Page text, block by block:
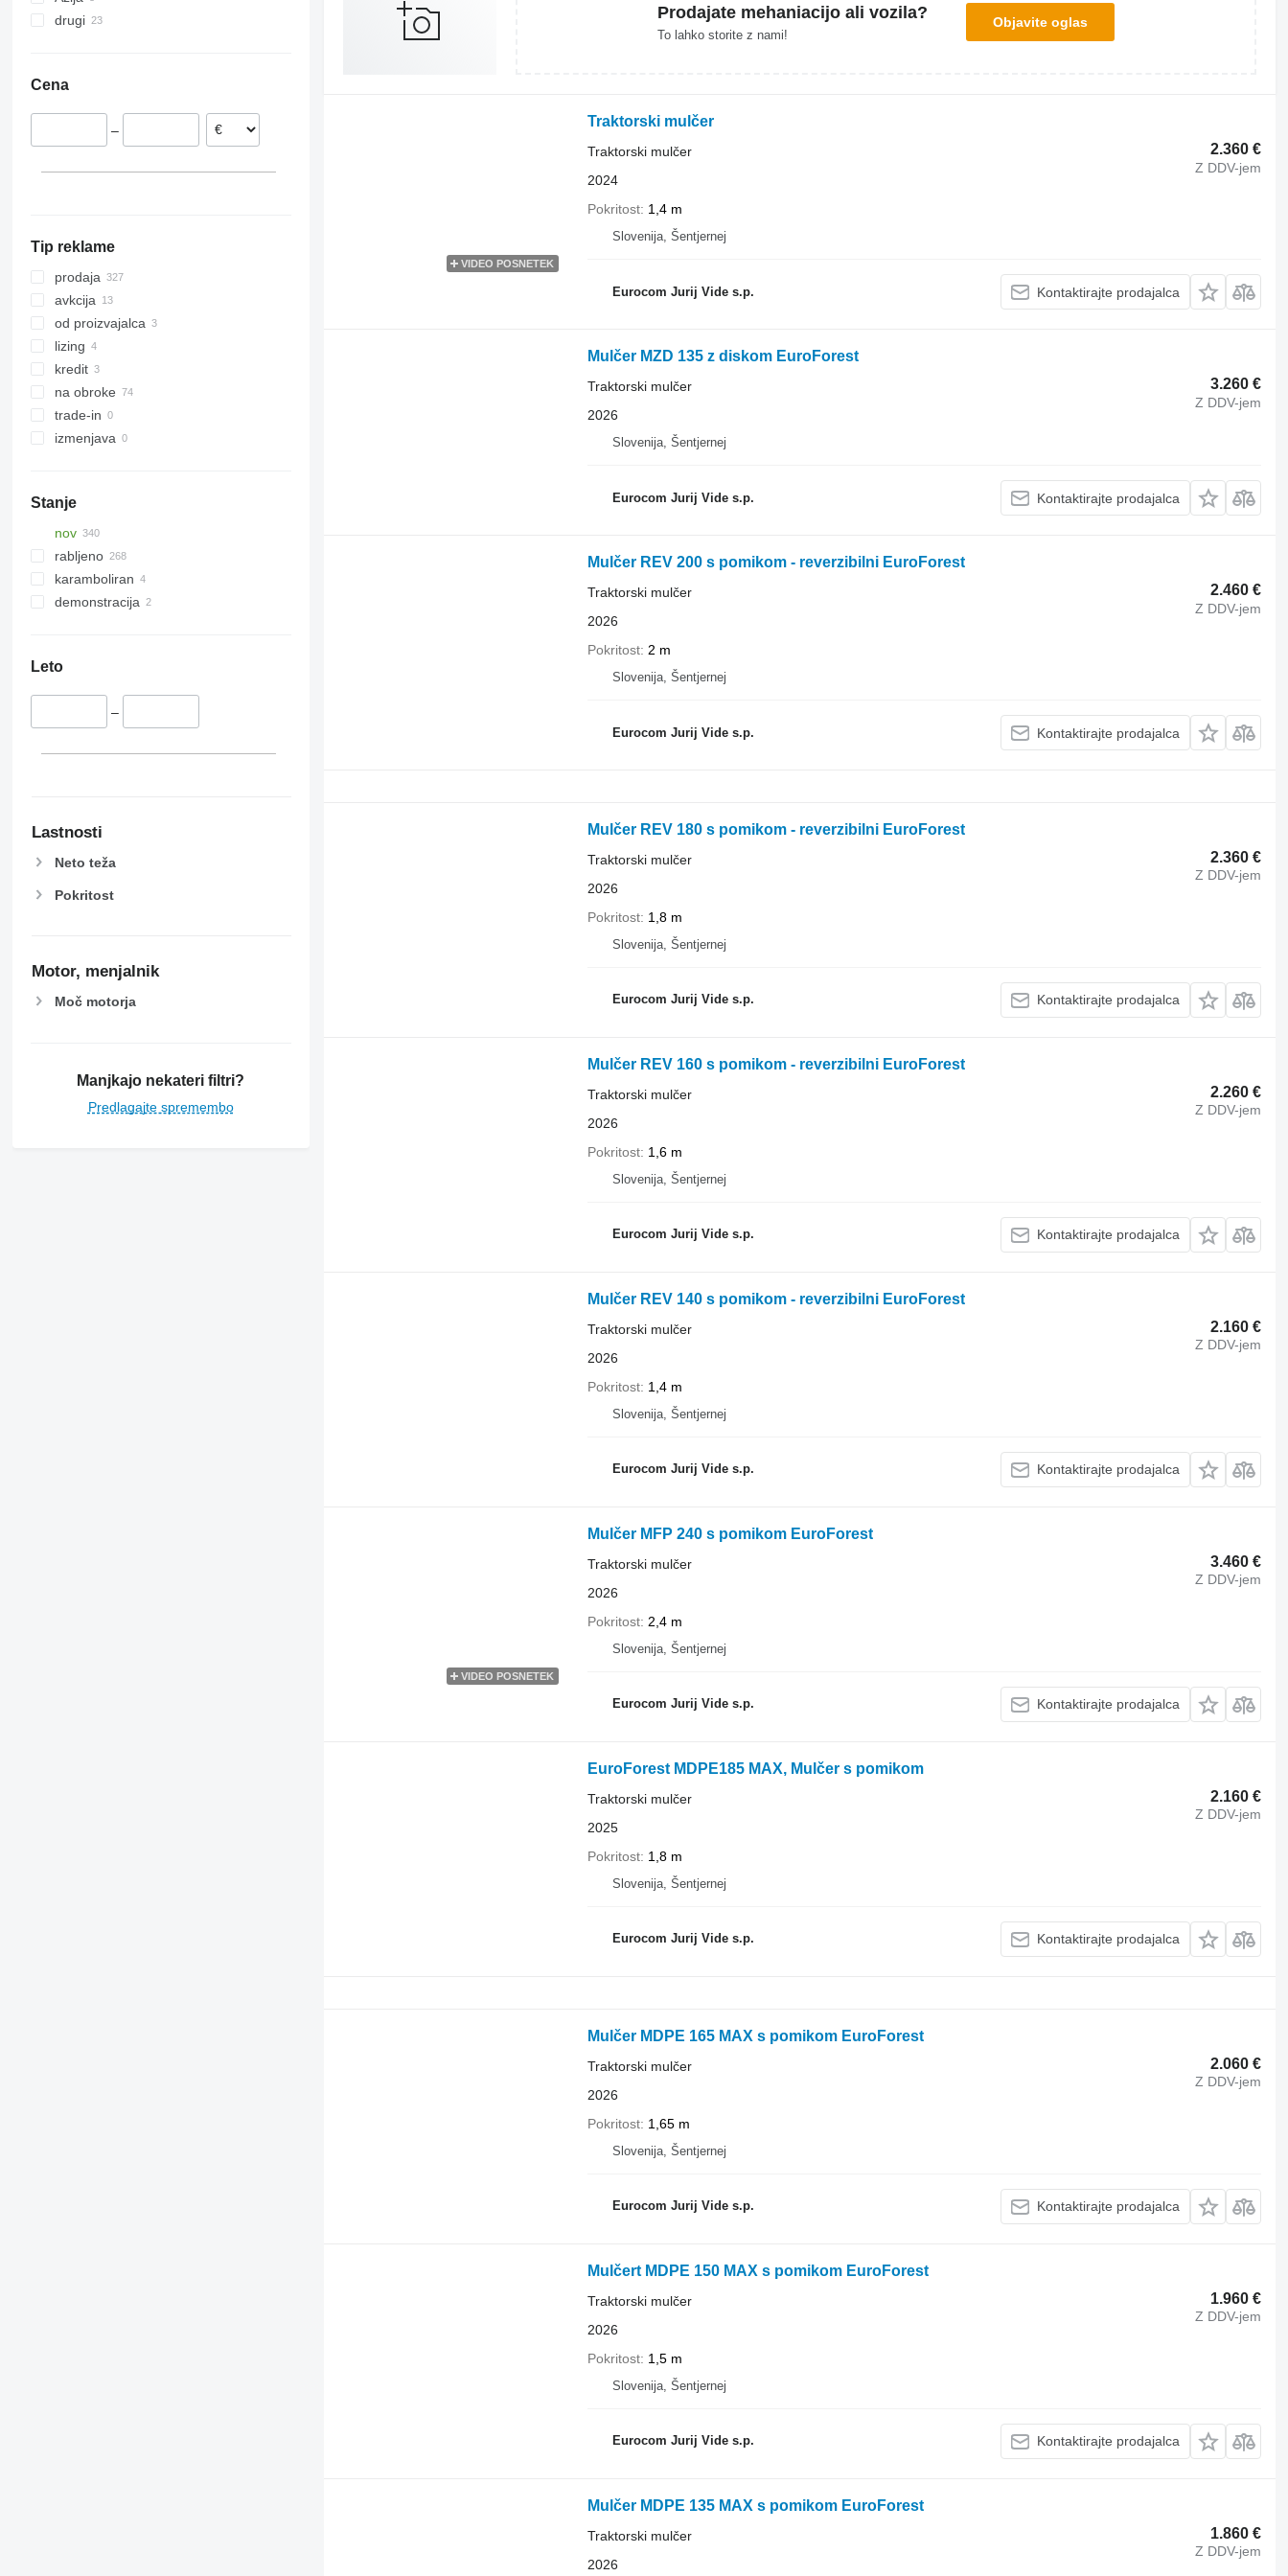
Poljska
Madžarska
Avstrija
Turčija
drugi
Cena
–
Tip reklame
prodaja
avkcija
od proizvajalca
lizing
kredit
na obroke
trade-in
izmenjava
Stanje
nov
rabljeno
karamboliran
demonstracija
Leto
–
Lastnosti
Neto teža
Pokritost
Motor, menjalnik
Moč motorja
Manjkajo nekateri filtri?
Predlagajte spremembo
Prodajate mehaniacijo ali vozila?
To lahko storite z nami!
Objavite oglas
VIDEO POSNETEK
Traktorski mulčer
2.360 €
Z DDV-jem
Traktorski mulčer
2024
Pokritost 1,4 m
Slovenija, Šentjernej
Eurocom Jurij Vide s.p. Kontaktirajte prodajalca
Mulčer MZD 135 z diskom EuroForest
3.260 €
Z DDV-jem
Traktorski mulčer
2026
Slovenija, Šentjernej
Eurocom Jurij Vide s.p. Kontaktirajte prodajalca
Mulčer REV 200 s pomikom - reverzibilni EuroForest
2.460 €
Z DDV-jem
Traktorski mulčer
2026
Pokritost 2 m
Slovenija, Šentjernej
Eurocom Jurij Vide s.p. Kontaktirajte prodajalca
Mulčer REV 180 s pomikom - reverzibilni EuroForest
2.360 €
Z DDV-jem
Traktorski mulčer
2026
Pokritost 1,8 m
Slovenija, Šentjernej
Eurocom Jurij Vide s.p. Kontaktirajte prodajalca
Mulčer REV 160 s pomikom - reverzibilni EuroForest
2.260 €
Z DDV-jem
Traktorski mulčer
2026
Pokritost 1,6 m
Slovenija, Šentjernej
Eurocom Jurij Vide s.p. Kontaktirajte prodajalca
Mulčer REV 140 s pomikom - reverzibilni EuroForest
2.160 €
Z DDV-jem
Traktorski mulčer
2026
Pokritost 1,4 m
Slovenija, Šentjernej
Eurocom Jurij Vide s.p. Kontaktirajte prodajalca
VIDEO POSNETEK
Mulčer MFP 240 s pomikom EuroForest
3.460 €
Z DDV-jem
Traktorski mulčer
2026
Pokritost 2,4 m
Slovenija, Šentjernej
Eurocom Jurij Vide s.p. Kontaktirajte prodajalca
EuroForest MDPE185 MAX, Mulčer s pomikom
2.160 €
Z DDV-jem
Traktorski mulčer
2025
Pokritost 1,8 m
Slovenija, Šentjernej
Eurocom Jurij Vide s.p. Kontaktirajte prodajalca
Mulčer MDPE 165 MAX s pomikom EuroForest
2.060 €
Z DDV-jem
Traktorski mulčer
2026
Pokritost 1,65 m
Slovenija, Šentjernej
Eurocom Jurij Vide s.p. Kontaktirajte prodajalca
Mulčert MDPE 150 MAX s pomikom EuroForest
1.960 €
Z DDV-jem
Traktorski mulčer
2026
Pokritost 1,5 m
Slovenija, Šentjernej
Eurocom Jurij Vide s.p. Kontaktirajte prodajalca
Mulčer MDPE 135 MAX s pomikom EuroForest
1.860 €
Z DDV-jem
Traktorski mulčer
2026